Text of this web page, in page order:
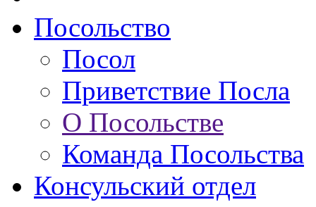
Посольство
Посол
Приветствие Посла
О Посольстве
Команда Посольства
Консульский отдел